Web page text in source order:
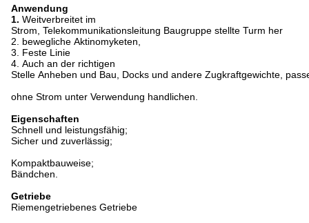
Anwendung
1. Weitverbreitet im
Strom, Telekommunikationsleitung Baugruppe stellte Turm her
2. bewegliche Aktinomyketen,
3. Feste Linie
4. Auch an der richtigen
Stelle Anheben und Bau, Docks und andere Zugkraftgewichte,
ohne Strom unter Verwendung handlichen.
Eigenschaften
Schnell und leistungsfähig;
Sicher und zuverlässig;
Kompaktbauweise;
Bändchen.
Getriebe
Riemengetriebenes Getriebe